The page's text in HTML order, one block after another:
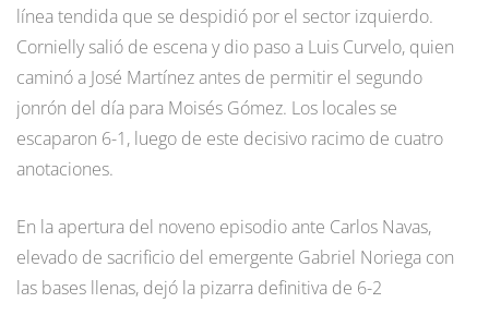
línea tendida que se despidió por el sector izquierdo.
Cornielly salió de escena y dio paso a Luis Curvelo, quien
caminó a José Martínez antes de permitir el segundo
jonrón del día para Moisés Gómez. Los locales se
escaparon 6-1, luego de este decisivo racimo de cuatro
anotaciones.
En la apertura del noveno episodio ante Carlos Navas,
elevado de sacrificio del emergente Gabriel Noriega con
las bases llenas, dejó la pizarra definitiva de 6-2